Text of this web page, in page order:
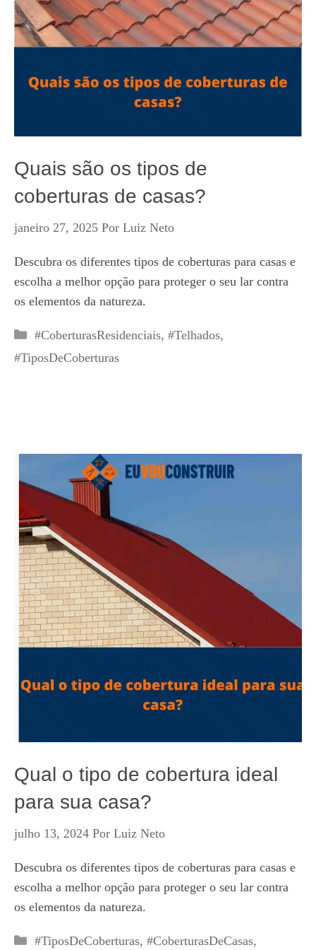
Quais são os tipos de
coberturas de casas?
janeiro 27, 2025 Por Luiz Neto
Descubra os diferentes tipos de coberturas para casas e
escolha a melhor opção para proteger o seu lar contra
os elementos da natureza.
Categorias
#CoberturasResidenciais, #Telhados,
#TiposDeCoberturas
Qual o tipo de cobertura ideal
para sua casa?
julho 13, 2024 Por Luiz Neto
Descubra os diferentes tipos de coberturas para casas e
escolha a melhor opção para proteger o seu lar contra
os elementos da natureza.
Categorias
#TiposDeCoberturas, #CoberturasDeCasas,